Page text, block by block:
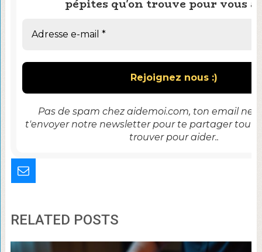
pépites qu'on trouve pour vous
Pas de spam chez aidemoi.com, ton email ne
t'envoyer notre newsletter pour te partager tout
trouver pour aider..
RELATED POSTS